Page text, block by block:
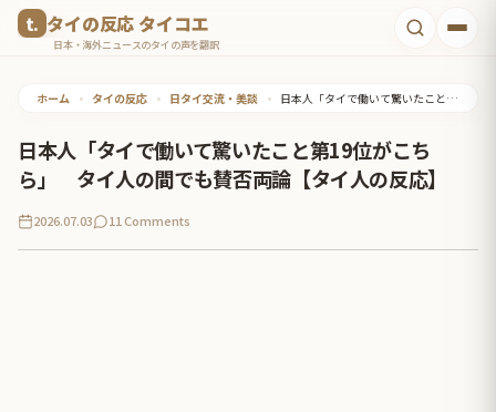
タイの反応 タイコエ
日本・海外ニュースのタイの声を翻訳
ホーム • タイの反応 • 日タイ交流・美談 • 日本人「タイで働いて驚いたこと第19位がこちら」 タイ人の間でも賛否両論【タイ人の反応】
日本人「タイで働いて驚いたこと第19位がこち
ら」 タイ人の間でも賛否両論【タイ人の反応】
2026.07.03 11 Comments